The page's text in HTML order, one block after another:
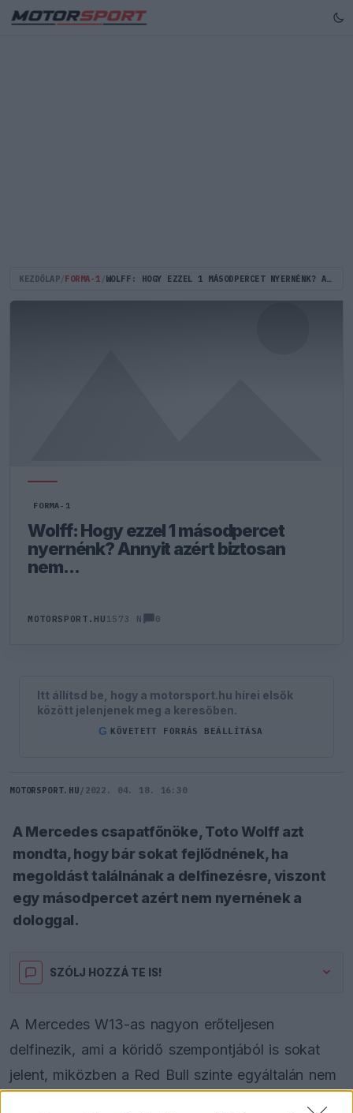
KEZDŐLAP FORMA-1 WOLFF: HOGY EZZEL 1 MÁSODPERCET NYERNÉNK? ANNYIT AZÉRT BIZTOSAN NEM...
FORMA-1
Wolff: Hogy ezzel 1 másodpercet
nyernénk? Annyit azért biztosan
nem...
MOTORSPORT.HU 1573 N 0
Itt állítsd be, hogy a motorsport.hu hírei elsők
között jelenjenek meg a keresőben.
G KÖVETETT FORRÁS BEÁLLÍTÁSA
MOTORSPORT.HU / 2022. 04. 18. 16:30
A Mercedes csapatfőnöke, Toto Wolff azt
mondta, hogy bár sokat fejlődnének, ha
megoldást találnának a delfinezésre, viszont
egy másodpercet azért nem nyernének a
dologgal.
SZÓLJ HOZZÁ TE IS!
A Mercedes W13-as nagyon erőteljesen
delfinezik, ami a köridő szempontjából is sokat
jelent, miközben a Red Bull szinte egyáltalán nem